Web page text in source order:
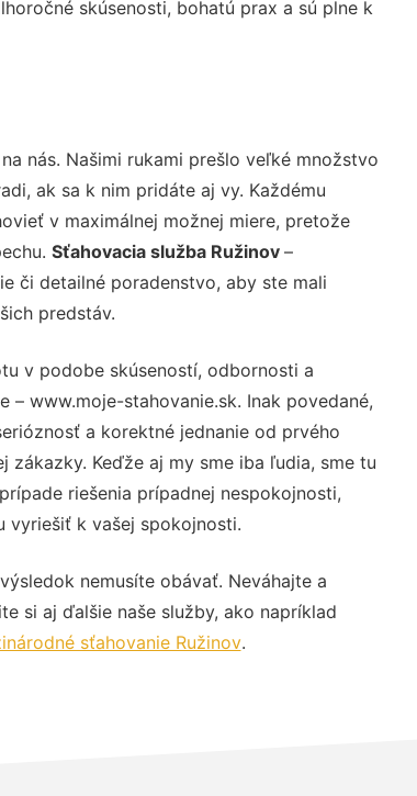
skúsenosti, bohatú prax a sú plne k
nás. Našimi rukami prešlo veľké množstvo
ak sa k nim pridáte aj vy. Každému
v maximálnej možnej miere, pretože
Sťahovacia služba Ružinov –
či detailné poradenstvo, aby ste mali
predstáv.
v podobe skúseností, odbornosti a
– www.moje-stahovanie.sk. Inak povedané,
a korektné jednanie od prvého
Keďže aj my sme iba ľudia, sme tu
riešenia prípadnej nespokojnosti,
vyriešiť k vašej spokojnosti.
nemusíte obávať. Neváhajte a
si aj ďalšie naše služby, ako napríklad
sťahovanie Ružinov.